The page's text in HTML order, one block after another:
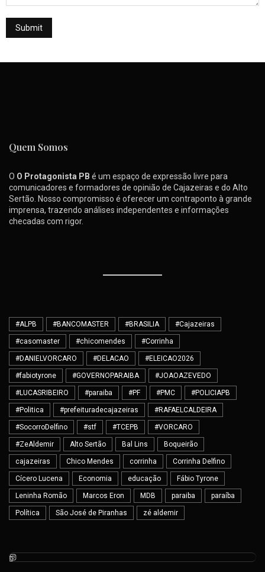
Quem Somos
O O Protagonista PB é um espaço de expressão livre para
comunicadores e formadores de opinião de Cajazeiras e do Alto
Sertão. Nosso compromisso é oferecer um contraponto à grande
imprensa, trazendo análises independentes e informações
checadas com rigor.
#ALPB #BANCOMASTER #BRASILIA #Cajazeiras
#casomaster #chicomendes #Corrinha
#DANIELVORCARO #DELACAO #ELEICAO2026
#fabiotyrone #GOVERNOPARAIBA #JOAOAZEVEDO
#LUCASRIBEIRO #paraiba #PF #PMC #POLICIAPB
#Politica #prefeituradecajazeiras #RAFAELCALDEIRA
#SocorroDelfino #stf #TCEPB #VORCARO
#ZeAldemir Alto Sertão Bal Lins Boqueirão
cajazeiras Chico Mendes corrinha Corrinha Delfino
Cícero Lucena Economia educação Fábio Tyrone
Leninha Romão Marcos Eron MDB paraiba paraíba
Política São José de Piranhas zé aldemir